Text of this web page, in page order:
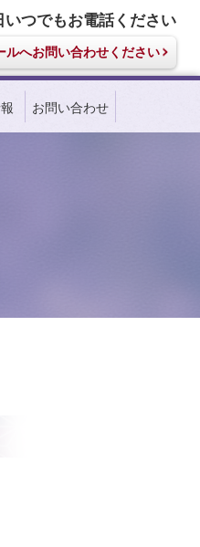
いつでもお電話ください
ルへお問い合わせください
お問い合わせ